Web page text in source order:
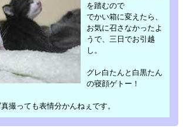
を踏むので
でかい箱に変えたら、
お気に召さなかったよ
うで、三日でお引越
し。
グレ白たんと白黒たん
の寝顔ゲトー！
撮っても表情分かんねぇです。